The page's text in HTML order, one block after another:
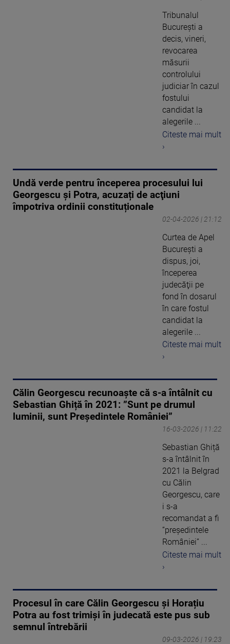
Tribunalul
Bucureşti a
decis, vineri,
revocarea
măsurii
controlului
judiciar în cazul
fostului
candidat la
alegerile ...
Citeste mai mult
›
Undă verde pentru începerea procesului lui
Georgescu și Potra, acuzați de acţiuni
împotriva ordinii constituționale
02-04-2026 | 21:12
Curtea de Apel
Bucureşti a
dispus, joi,
începerea
judecăţii pe
fond în dosarul
în care fostul
candidat la
alegerile ...
Citeste mai mult
›
Călin Georgescu recunoaște că s-a întâlnit cu
Sebastian Ghiță în 2021: ”Sunt pe drumul
luminii, sunt Președintele României”
16-03-2026 | 11:22
Sebastian Ghiță
s-a întâlnit în
2021 la Belgrad
cu Călin
Georgescu, care
i s-a
recomandat a fi
”președintele
României” ...
Citeste mai mult
›
Procesul în care Călin Georgescu și Horațiu
Potra au fost trimiși în judecată este pus sub
semnul întrebării
09-03-2026 | 19:23